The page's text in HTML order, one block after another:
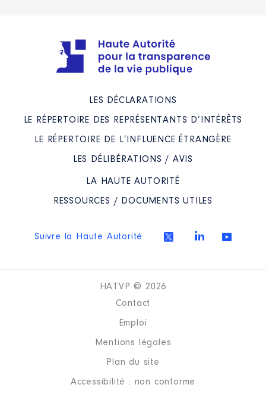
LES DÉCLARATIONS
LE RÉPERTOIRE DES REPRÉSENTANTS D’INTÉRÊTS
LE RÉPERTOIRE DE L’INFLUENCE ÉTRANGÈRE
LES DÉLIBÉRATIONS / AVIS
LA HAUTE AUTORITÉ
RESSOURCES / DOCUMENTS UTILES
Suivre la Haute Autorité
HATVP © 2026
Contact
Emploi
Mentions légales
Plan du site
Accessibilité : non conforme